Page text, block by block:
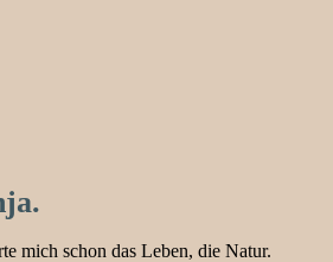
mich schon das Leben, die Natur.